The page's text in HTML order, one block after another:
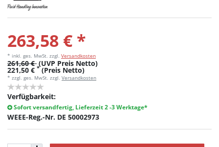
263,58 € *
* inkl. ges. MwSt. zzgl. Versandkosten
261,60 € (UVP Preis Netto)
221,50 € * (Preis Netto)
* zzgl. ges. MwSt. zzgl. Versandkosten
Verfügbarkeit:
Sofort versandfertig, Lieferzeit 2 -3 Werktage*
WEEE-Reg.-Nr. DE 50002973